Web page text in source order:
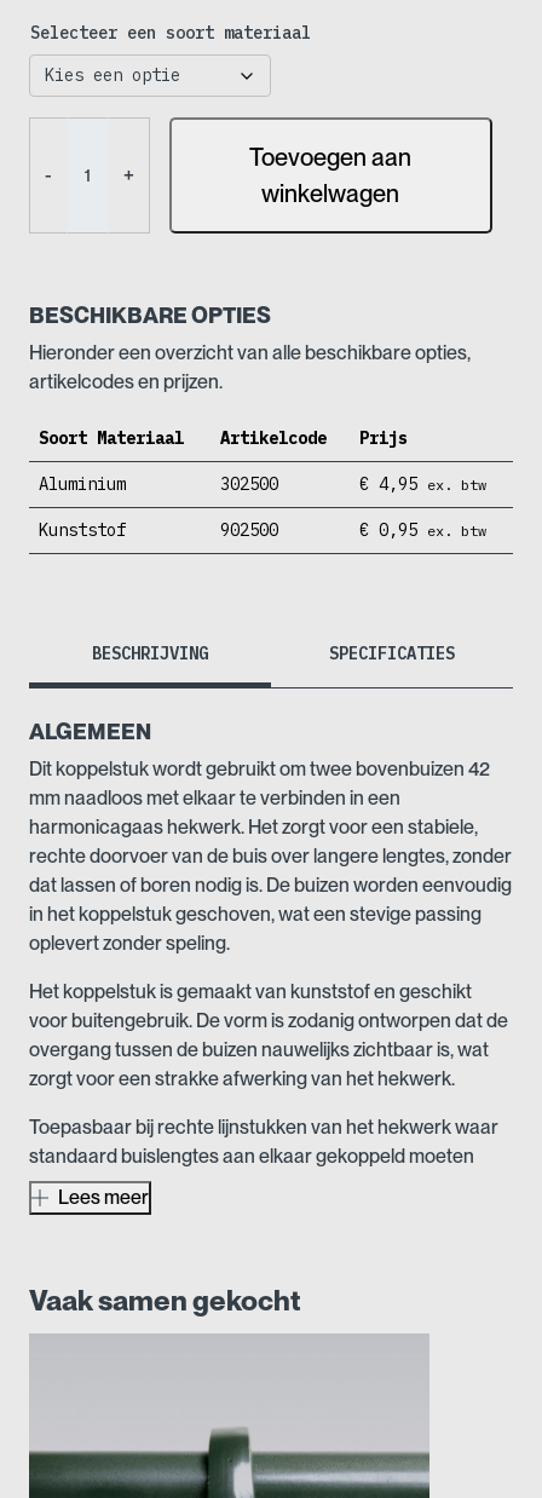
Selecteer een soort materiaal
- +
Toevoegen aan
winkelwagen
BESCHIKBARE OPTIES
Hieronder een overzicht van alle beschikbare opties,
artikelcodes en prijzen.
Soort Materiaal Artikelcode Prijs
Aluminium 302500 € 4,95 ex. btw
Kunststof 902500 € 0,95 ex. btw
BESCHRIJVING SPECIFICATIES
ALGEMEEN
Dit koppelstuk wordt gebruikt om twee bovenbuizen 42
mm naadloos met elkaar te verbinden in een
harmonicagaas hekwerk. Het zorgt voor een stabiele,
rechte doorvoer van de buis over langere lengtes, zonder
dat lassen of boren nodig is. De buizen worden eenvoudig
in het koppelstuk geschoven, wat een stevige passing
oplevert zonder speling.
Het koppelstuk is gemaakt van kunststof en geschikt
voor buitengebruik. De vorm is zodanig ontworpen dat de
overgang tussen de buizen nauwelijks zichtbaar is, wat
zorgt voor een strakke afwerking van het hekwerk.
Toepasbaar bij rechte lijnstukken van het hekwerk waar
standaard buislengtes aan elkaar gekoppeld moeten
worden. Ook makkelijk bij het vervangen van een deel van
de buis zonder het hele traject te demonteren.
Lees meer
Vaak samen gekocht